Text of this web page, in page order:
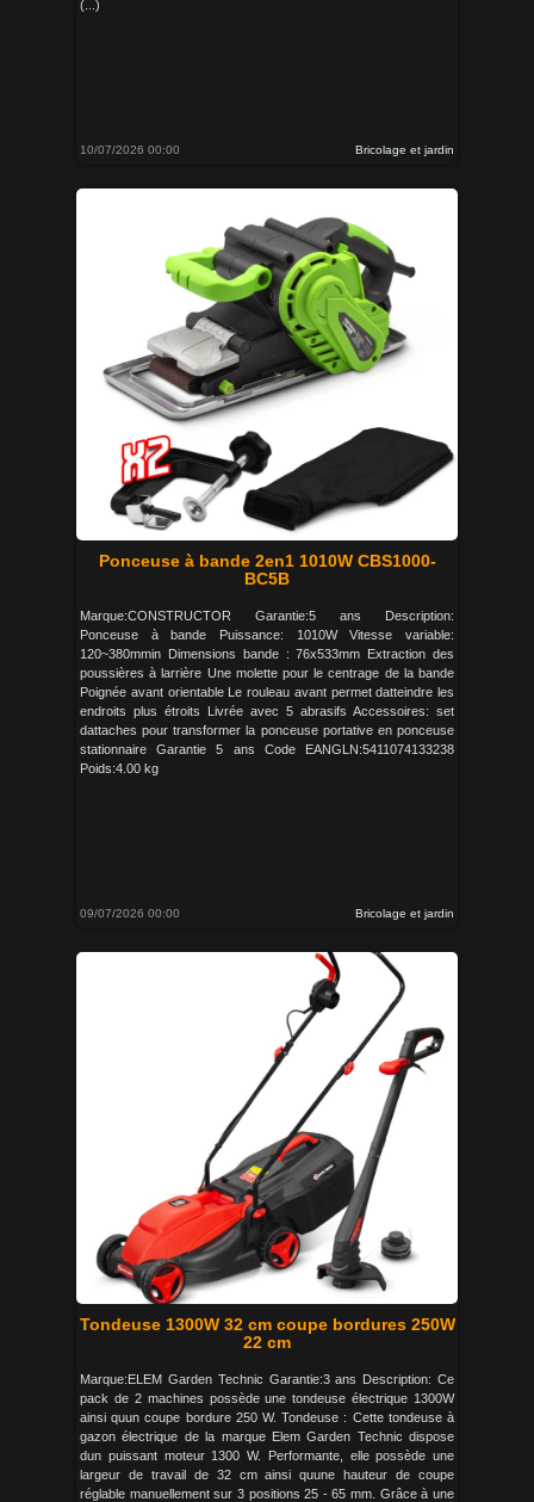
(...)
10/07/2026 00:00 Bricolage et jardin
Ponceuse à bande 2en1 1010W CBS1000-
BC5B
Marque:CONSTRUCTOR Garantie:5 ans Description:
Ponceuse à bande Puissance: 1010W Vitesse variable:
120~380mmin Dimensions bande : 76x533mm Extraction des
poussières à larrière Une molette pour le centrage de la bande
Poignée avant orientable Le rouleau avant permet datteindre les
endroits plus étroits Livrée avec 5 abrasifs Accessoires: set
dattaches pour transformer la ponceuse portative en ponceuse
stationnaire Garantie 5 ans Code EANGLN:5411074133238
Poids:4.00 kg
09/07/2026 00:00 Bricolage et jardin
Tondeuse 1300W 32 cm coupe bordures 250W
22 cm
Marque:ELEM Garden Technic Garantie:3 ans Description: Ce
pack de 2 machines possède une tondeuse électrique 1300W
ainsi quun coupe bordure 250 W. Tondeuse : Cette tondeuse à
gazon électrique de la marque Elem Garden Technic dispose
dun puissant moteur 1300 W. Performante, elle possède une
largeur de travail de 32 cm ainsi quune hauteur de coupe
réglable manuellement sur 3 positions 25 - 65 mm. Grâce à une